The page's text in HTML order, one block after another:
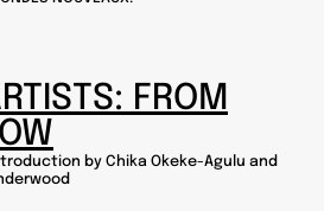
FROM
by Chika Okeke-Agulu and